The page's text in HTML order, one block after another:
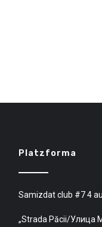
Platzforma
Samizdat club #7 4
„Strada Păcii/Улица